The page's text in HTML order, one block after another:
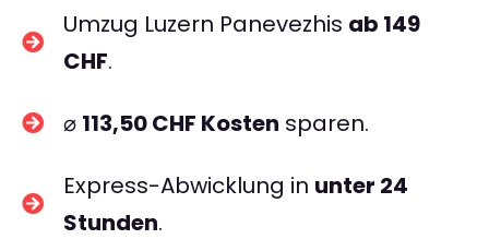
Umzug Luzern Panevezhis ab 149
CHF.
⌀ 113,50 CHF Kosten sparen.
Express-Abwicklung in unter 24
Stunden.